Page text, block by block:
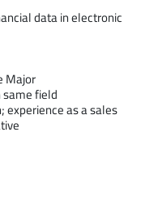
data in electronic
Major
field
as a sales